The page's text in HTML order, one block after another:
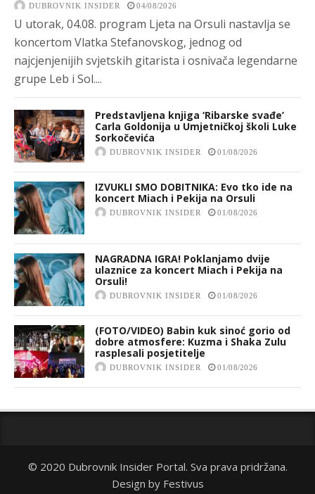
DUBROVNIK INSIDER 04/08/2026
U utorak, 04.08. program Ljeta na Orsuli nastavlja se
koncertom Vlatka Stefanovskog, jednog od
najcjenjenijih svjetskih gitarista i osnivača legendarne
grupe Leb i Sol....
Predstavljena knjiga ‘Ribarske svađe’
Carla Goldonija u Umjetničkoj školi Luke
Sorkočevića
DUBROVNIK INSIDER 01/08/2026
IZVUKLI SMO DOBITNIKA: Evo tko ide na
koncert Miach i Pekija na Orsuli
DUBROVNIK INSIDER 01/08/2026
NAGRADNA IGRA! Poklanjamo dvije
ulaznice za koncert Miach i Pekija na
Orsuli!
DUBROVNIK INSIDER 01/08/2026
(FOTO/VIDEO) Babin kuk sinoć gorio od
dobre atmosfere: Kuzma i Shaka Zulu
rasplesali posjetitelje
DUBROVNIK INSIDER 01/08/2026
© 2020 Dubrovnik Insider Portal. Sva prava pridržana.
Design by Festivus